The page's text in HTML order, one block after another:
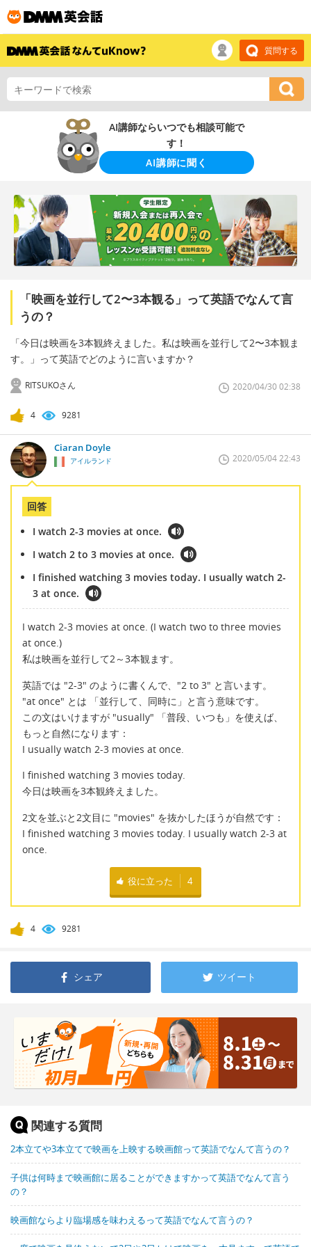
質問する
AI講師ならいつでも相談可能で
す！
AI講師に聞く
「映画を並行して2〜3本観る」って英語でなんて言
うの？
「今日は映画を3本観終えました。私は映画を並行して2〜3本観ま
す。」って英語でどのように言いますか？
RITSUKOさん 2020/04/30 02:38
4 9281
Ciaran Doyle
アイルランド 2020/05/04 22:43
回答
I watch 2-3 movies at once.
I watch 2 to 3 movies at once.
I finished watching 3 movies today. I usually watch 2-
3 at once.
I watch 2-3 movies at once. (I watch two to three movies
at once.)
私は映画を並行して2～3本観ます。
英語では "2-3" のように書くんで、"2 to 3" と言います。
"at once" とは 「並行して、同時に」と言う意味です。
この文はいけますが "usually" 「普段、いつも」を使えば、
もっと自然になります：
I usually watch 2-3 movies at once.
I finished watching 3 movies today.
今日は映画を3本観終えました。
2文を並ぶと2文目に "movies" を抜かしたほうが自然です：
I finished watching 3 movies today. I usually watch 2-3 at
once.
役に立った 4
4 9281
シェア ツイート
関連する質問
2本立てや3本立てで映画を上映する映画館って英語でなんて言うの？
子供は何時まで映画館に居ることができますかって英語でなんて言う
の？
映画館ならより臨場感を味わえるって英語でなんて言うの？